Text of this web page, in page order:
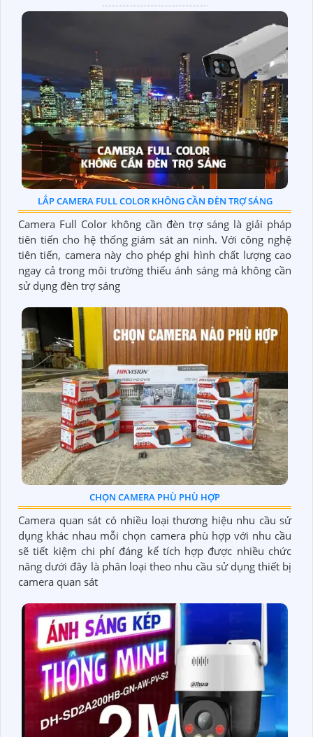
LẮP CAMERA FULL COLOR KHÔNG CẦN ĐÈN TRỢ SÁNG
Camera Full Color không cần đèn trợ sáng là giải pháp
tiên tiến cho hệ thống giám sát an ninh. Với công nghệ
tiên tiến, camera này cho phép ghi hình chất lượng cao
ngay cả trong môi trường thiếu ánh sáng mà không cần
sử dụng đèn trợ sáng
CHỌN CAMERA PHÙ PHÙ HỢP
Camera quan sát có nhiều loại thương hiệu nhu cầu sử
dụng khác nhau mỗi chọn camera phù hợp với nhu cầu
sẽ tiết kiệm chi phí đáng kể tích hợp được nhiều chức
năng dưới đây là phân loại theo nhu cầu sử dụng thiết bị
camera quan sát